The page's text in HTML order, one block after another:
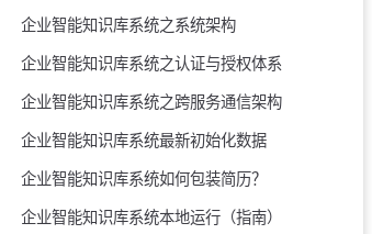
企业智能知识库系统之系统架构
企业智能知识库系统之认证与授权体系
企业智能知识库系统之跨服务通信架构
企业智能知识库系统最新初始化数据
企业智能知识库系统如何包装简历？
企业智能知识库系统本地运行（指南）